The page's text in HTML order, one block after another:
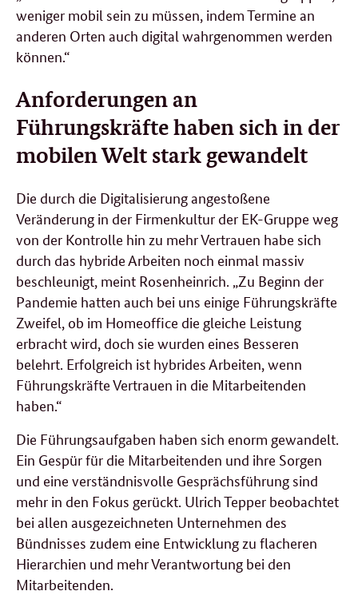
weniger mobil sein zu müssen, indem Termine an
anderen Orten auch digital wahrgenommen werden
können.“
Anforderungen an
Führungskräfte haben sich in der
mobilen Welt stark gewandelt
Die durch die Digitalisierung angestoßene
Veränderung in der Firmenkultur der EK-Gruppe weg
von der Kontrolle hin zu mehr Vertrauen habe sich
durch das hybride Arbeiten noch einmal massiv
beschleunigt, meint Rosenheinrich. „Zu Beginn der
Pandemie hatten auch bei uns einige Führungskräfte
Zweifel, ob im Homeoffice die gleiche Leistung
erbracht wird, doch sie wurden eines Besseren
belehrt. Erfolgreich ist hybrides Arbeiten, wenn
Führungskräfte Vertrauen in die Mitarbeitenden
haben.“
Die Führungsaufgaben haben sich enorm gewandelt.
Ein Gespür für die Mitarbeitenden und ihre Sorgen
und eine verständnisvolle Gesprächsführung sind
mehr in den Fokus gerückt. Ulrich Tepper beobachtet
bei allen ausgezeichneten Unternehmen des
Bündnisses zudem eine Entwicklung zu flacheren
Hierarchien und mehr Verantwortung bei den
Mitarbeitenden.